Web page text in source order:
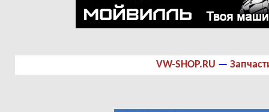
VW-SHOP.RU —